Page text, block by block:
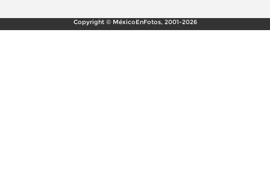
Copyright © MéxicoEnFotos, 2001-2026